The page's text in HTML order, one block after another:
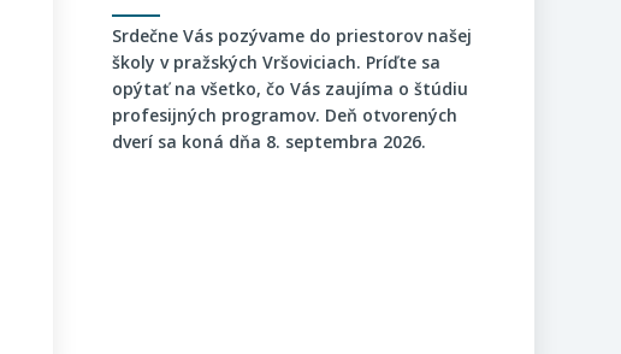
Srdečne Vás pozývame do priestorov našej
školy v pražských Vršoviciach. Príďte sa
opýtať na všetko, čo Vás zaujíma o štúdiu
profesijných programov. Deň otvorených
dverí sa koná dňa 8. septembra 2026.